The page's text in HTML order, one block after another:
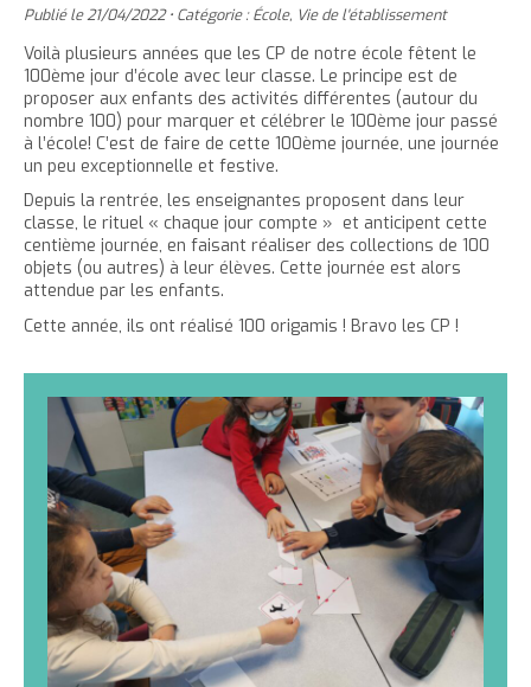
h
è
c
l
e
a
c
c
u
e
i
l
t
e
r
l
a
t
a
i
l
l
e
u
x
t
e
e
r
l
a
t
a
i
l
l
e
d
t
x
t
e
e
r
c
e
t
t
e
p
a
g
e
e
r
c
e
c
o
n
t
e
n
u
Publié le21/04/2022 • Catégorie :École, Vie de l'établissement
Voilà plusieurs années que les CP de notre école fêtent le
100ème jour d’école avec leur classe. Le principe est de
proposer aux enfants des activités différentes (autour du
nombre 100) pour marquer et célébrer le 100ème jour passé
à l’école! C’est de faire de cette 100ème journée, une journée
un peu exceptionnelle et festive.
Depuis la rentrée, les enseignantes proposent dans leur
classe, le rituel « chaque jour compte » et anticipent cette
centième journée, en faisant réaliser des collections de 100
objets (ou autres) à leur élèves. Cette journée est alors
attendue par les enfants.
Cette année, ils ont réalisé 100 origamis ! Bravo les CP !